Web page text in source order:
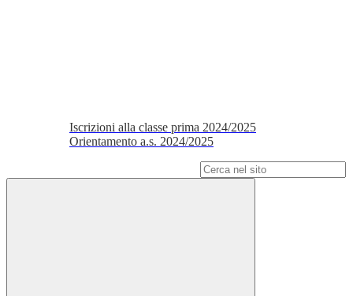
Iscrizioni alla classe prima 2024/2025
Orientamento a.s. 2024/2025